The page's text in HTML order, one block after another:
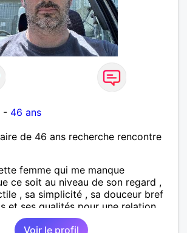
- 46 ans
de 46 ans recherche rencontre
femme qui me manque
ce soit au niveau de son regard ,
, sa simplicité , sa douceur bref
et ses qualités pour une relation
Voir le profil